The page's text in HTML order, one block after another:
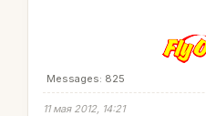
Messages: 825
11 мая 2012, 14:21